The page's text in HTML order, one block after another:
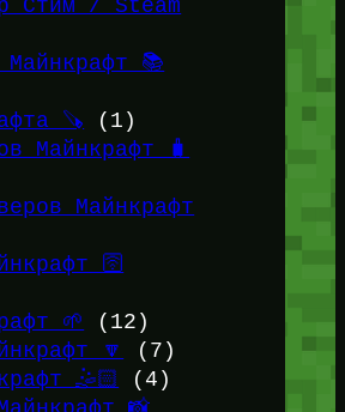
Стим / Steam
Майнкрафт 📚
🪚 (1)
Майнкрафт 🧳
Майнкрафт
🛜
🌱
(12)
🔽
(7)
🤹🏻
(4)